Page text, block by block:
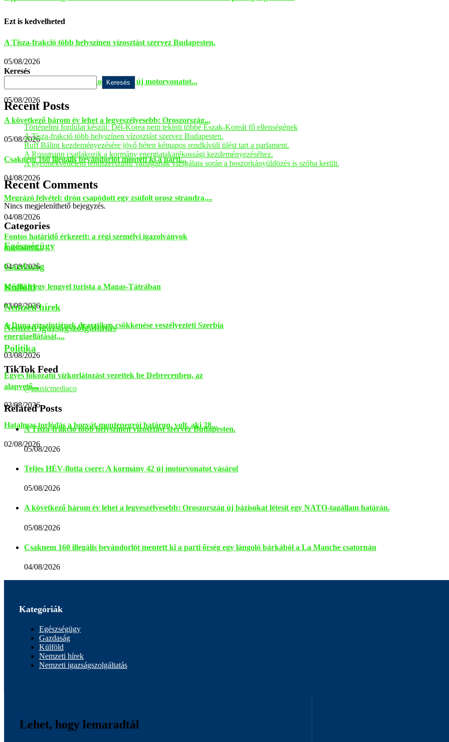
Ezt is kedvelheted
A Tisza-frakció több helyszínen vízosztást szervez Budapesten.
05/08/2026
Teljes HÉV-flotta csere: A kormány 42 új motorvonatot...
05/08/2026
A következő három év lehet a legveszélyesebb: Oroszország...
05/08/2026
Csaknem 160 illegális bevándorlót mentett ki a parti...
04/08/2026
Megrázó felvétel: drón csapódott egy zsúfolt orosz strandra,...
04/08/2026
Fontos határidő érkezett: a régi személyi igazolványok
mostantól...
04/08/2026
Meghalt egy lengyel turista a Magas-Tátrában
03/08/2026
A Duna vízszintjének drasztikus csökkenése veszélyezteti Szerbia
energiaellátását,...
03/08/2026
Egyes fokozatú vízkorlátozást vezettek be Debrecenben, az
alapvető...
03/08/2026
Hatalmas torlódás a horvát-montenegrói határon, volt, aki 28...
02/08/2026
Keresés
Keresés
Recent Posts
Történelmi fordulat készül: Dél-Korea nem tekinti többé Észak-Koreát fő ellenségének
A Tisza-frakció több helyszínen vízosztást szervez Budapesten.
Ruff Bálint kezdeményezésére jövő héten kétnapos rendkívüli ülést tart a parlament.
A Rossmann csatlakozik a kormány energiatakarékossági kezdeményezéséhez.
A gyermekvédelem rendszerszintű válságának vizsgálata során a boszorkányüldözés is szóba került.
Recent Comments
Nincs megjeleníthető bejegyzés.
Categories
Egészségügy
Gazdaság
Külföld
Nemzeti hírek
Nemzeti igazságszolgáltatás
Politika
TikTok Feed
@musicmediaco
Related Posts
A Tisza-frakció több helyszínen vízosztást szervez Budapesten.
05/08/2026
Teljes HÉV-flotta csere: A kormány 42 új motorvonatot vásárol
05/08/2026
A következő három év lehet a legveszélyesebb: Oroszország új bázisokat létesít egy NATO-tagállam határán.
05/08/2026
Csaknem 160 illegális bevándorlót mentett ki a parti őrség egy lángoló bárkából a La Manche csatornán
04/08/2026
Kategóriák
Egészségügy
Gazdaság
Külföld
Nemzeti hírek
Nemzeti igazságszolgáltatás
Lehet, hogy lemaradtál